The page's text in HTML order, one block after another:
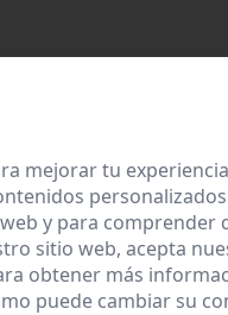
Diseños
originales y
te gusta.
mejorar tu
y para comprender
sitio web, acepta
obtener más
puede cambiar su